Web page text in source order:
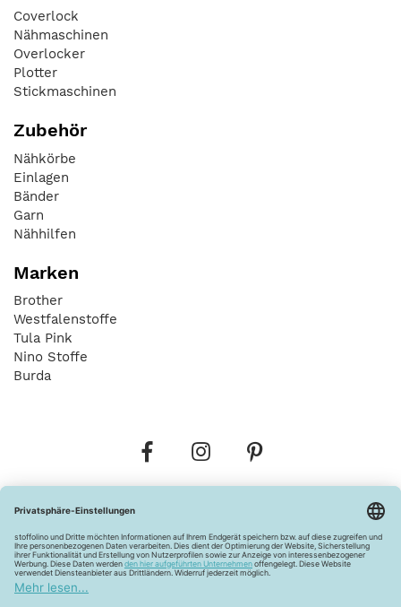
Coverlock
Nähmaschinen
Overlocker
Plotter
Stickmaschinen
Zubehör
Nähkörbe
Einlagen
Bänder
Garn
Nähhilfen
Marken
Brother
Westfalenstoffe
Tula Pink
Nino Stoffe
Burda
Widerrufsbelehrung Vertrag widerrufen
Barrierefreiheitserklärung